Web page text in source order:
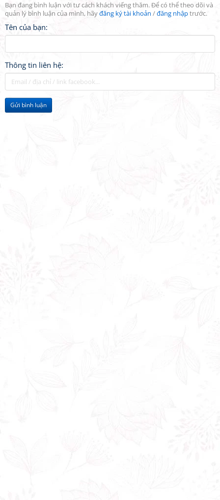
Bạn đang bình luận với tư cách khách viếng thăm. Để có thể theo dõi và
quản lý bình luận của mình, hãyđăng ký tài khoản /đăng nhậptrước.
Tên của bạn:
Thông tin liên hệ:
Gửi bình luận